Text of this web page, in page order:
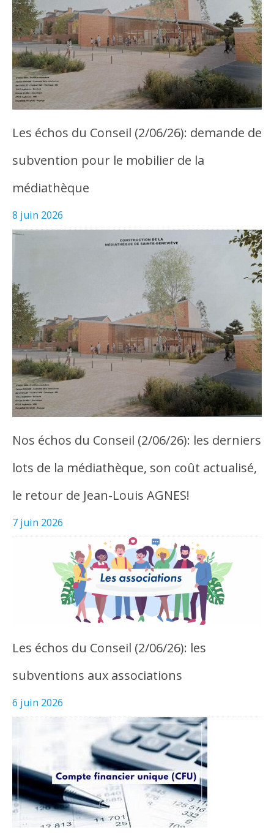
Les échos du Conseil (2/06/26): demande de
subvention pour le mobilier de la
médiathèque
8 juin 2026
Nos échos du Conseil (2/06/26): les derniers
lots de la médiathèque, son coût actualisé,
le retour de Jean-Louis AGNES!
7 juin 2026
Les échos du Conseil (2/06/26): les
subventions aux associations
6 juin 2026